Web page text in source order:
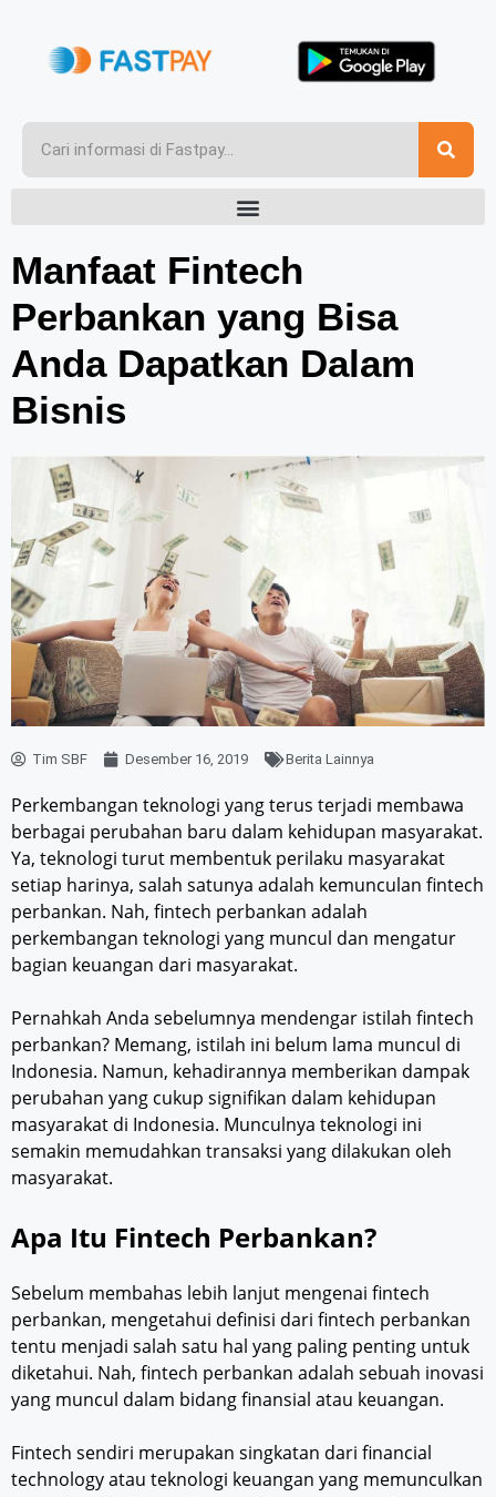
Manfaat Fintech
Perbankan yang Bisa
Anda Dapatkan Dalam
Bisnis
Tim SBF Desember 16, 2019 Berita Lainnya
Perkembangan teknologi yang terus terjadi membawa
berbagai perubahan baru dalam kehidupan masyarakat.
Ya, teknologi turut membentuk perilaku masyarakat
setiap harinya, salah satunya adalah kemunculan fintech
perbankan. Nah, fintech perbankan adalah
perkembangan teknologi yang muncul dan mengatur
bagian keuangan dari masyarakat.
Pernahkah Anda sebelumnya mendengar istilah fintech
perbankan? Memang, istilah ini belum lama muncul di
Indonesia. Namun, kehadirannya memberikan dampak
perubahan yang cukup signifikan dalam kehidupan
masyarakat di Indonesia. Munculnya teknologi ini
semakin memudahkan transaksi yang dilakukan oleh
masyarakat.
Apa Itu Fintech Perbankan?
Sebelum membahas lebih lanjut mengenai fintech
perbankan, mengetahui definisi dari fintech perbankan
tentu menjadi salah satu hal yang paling penting untuk
diketahui. Nah, fintech perbankan adalah sebuah inovasi
yang muncul dalam bidang finansial atau keuangan.
Fintech sendiri merupakan singkatan dari financial
technology atau teknologi keuangan yang memunculkan